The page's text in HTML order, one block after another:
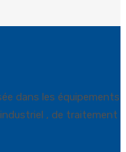
dans les équipements
, de traitement